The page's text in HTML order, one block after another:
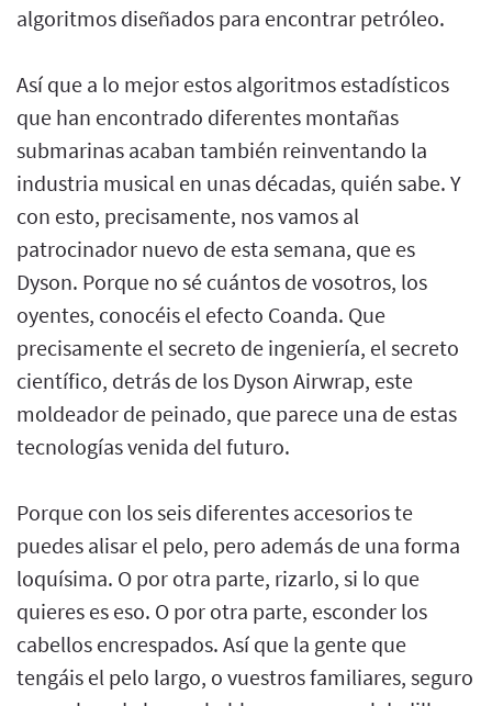
algoritmos diseñados para encontrar petróleo.
Así que a lo mejor estos algoritmos estadísticos
que han encontrado diferentes montañas
submarinas acaban también reinventando la
industria musical en unas décadas, quién sabe. Y
con esto, precisamente, nos vamos al
patrocinador nuevo de esta semana, que es
Dyson. Porque no sé cuántos de vosotros, los
oyentes, conocéis el efecto Coanda. Que
precisamente el secreto de ingeniería, el secreto
científico, detrás de los Dyson Airwrap, este
moldeador de peinado, que parece una de estas
tecnologías venida del futuro.
Porque con los seis diferentes accesorios te
puedes alisar el pelo, pero además de una forma
loquísima. O por otra parte, rizarlo, si lo que
quieres es eso. O por otra parte, esconder los
cabellos encrespados. Así que la gente que
tengáis el pelo largo, o vuestros familiares, seguro